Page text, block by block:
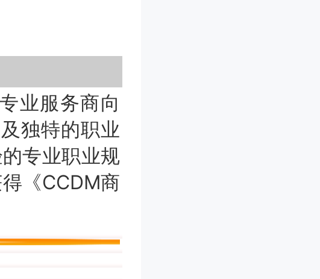
业服务商向
独特的职业
专业职业规
《CCDM商